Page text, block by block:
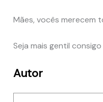
Mães, vocês merecem
Seja mais gentil
Autor